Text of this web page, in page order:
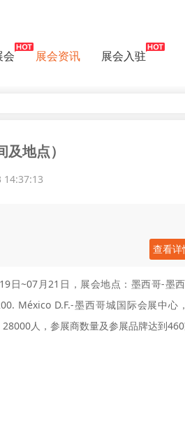
会 展会资讯 展会入驻
地点）
14:37:13
查看详
日~07月21日，展会地点：墨西哥-墨
México D.F.-墨西哥城国际会展中心
人，参展商数量及参展品牌达到460